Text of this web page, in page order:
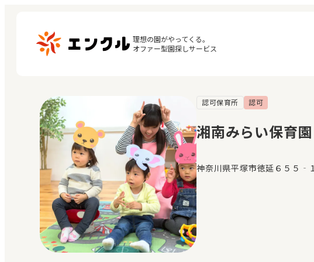
理想の園がやってくる。
オファー型園探しサービス
保育園・幼稚園を探す
地図から探す
地域から探す
マイページ
閲覧履歴
お気に入り
認可保育所 認可
湘南みらい保育園
神奈川県平塚市徳延６５５‐１